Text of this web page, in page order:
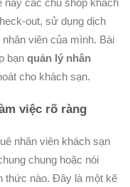
out, sử dụng dịch
viên của mình. Bài
bạn quản lý nhân
cho khách sạn.
việc rõ ràng
nhân viên khách sạn
chung hoặc nói
thức nào. Đây là một kẽ